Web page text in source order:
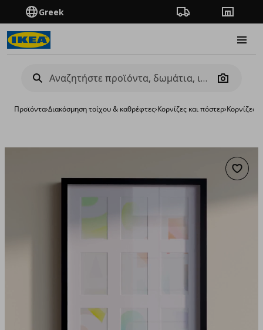
Greek Πορεία παραγγελίας
Camera
Προϊόντα›Διακόσμηση τοίχου & καθρέφτες›Κορνίζες και πόστερ›Κορνίζες